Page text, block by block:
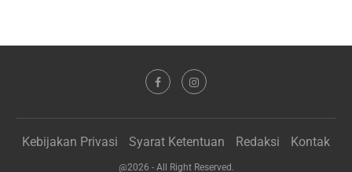
Kebijakan Privasi Syarat Ketentuan Redaksi Kontak
@2026 - All Right Reserved.